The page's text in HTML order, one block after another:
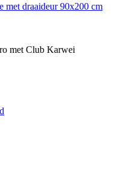
met draaideur 90x200 cm
met Club Karwei